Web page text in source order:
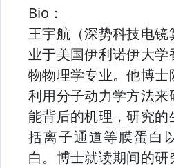
Bio：
王宇航（深势科技电
业于美国伊利诺伊⼤
物物理学专业。他博
利⽤分⼦动⼒学⽅法
能背后的机理，研究
括离⼦通道等膜蛋⽩
⽩。博⼠就读期间的